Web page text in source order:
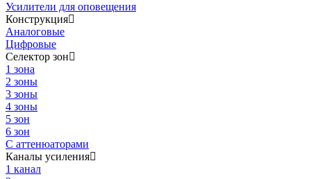
Усилители для оповещения
Конструкция
Аналоговые
Цифровые
Селектор зон
1 зона
2 зоны
3 зоны
4 зоны
5 зон
6 зон
С аттенюаторами
Каналы усиления
1 канал